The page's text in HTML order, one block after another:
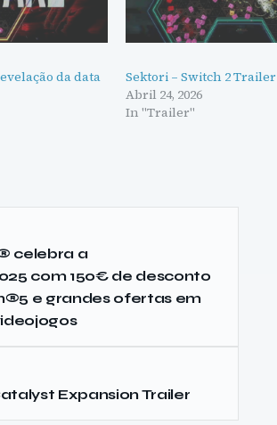
da data
Sektori – Switch 2 Trailer
Abril 24, 2026
In "Trailer"
celebra a
com 150€ de desconto
e grandes ofertas em
Expansion Trailer